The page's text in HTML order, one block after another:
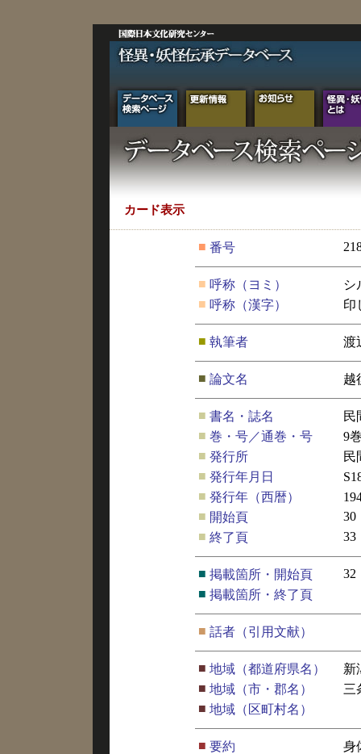
カード表示
■ 番号
■ 呼称（ヨミ）
シ
■ 呼称（漢字） 印
■ 執筆者 渡
■ 論文名 越
■ 書名・誌名
民
■ 巻・号／通巻・号
9
■ 発行所
民
■ 発行年月日
■ 発行年（西暦）
■ 開始頁
30
■ 終了頁 33
■ 掲載箇所・開始頁
32
■ 掲載箇所・終了頁
■ 話者（引用文献）
■ 地域（都道府県名）
新
■ 地域（市・郡名）
三
■ 地域（区町村名）
■ 要約
身